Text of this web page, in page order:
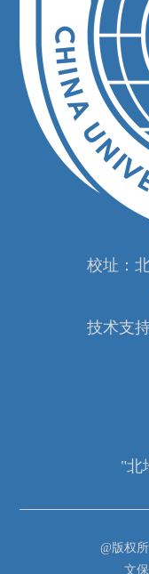
校址：
技术支
"北
@版权
文